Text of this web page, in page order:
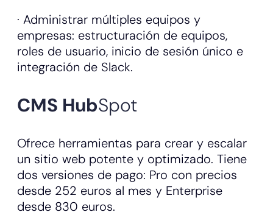
· Administrar múltiples equipos y
empresas: estructuración de equipos,
roles de usuario, inicio de sesión único e
integración de Slack.
CMS HubSpot
Ofrece herramientas para crear y escalar
un sitio web potente y optimizado. Tiene
dos versiones de pago: Pro con precios
desde 252 euros al mes y Enterprise
desde 830 euros.